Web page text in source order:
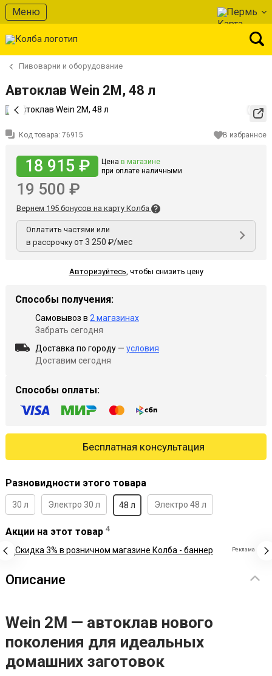
Меню Пермь
Пивоварни и оборудование
Автоклав Wein 2M, 48 л
Код товара: 76915 В избранное
18 915 ₽ Цена в магазине
при оплате наличными
19 500 ₽
Вернем 195 бонусов на карту Колба
Оплатить частями или
в рассрочку от 3 250 ₽/мес
Авторизуйтесь, чтобы снизить цену
Способы получения:
Самовывоз в 2 магазинах
Забрать сегодня
Доставка по городу — условия
Доставим сегодня
Способы оплаты:
Бесплатная консультация
Разновидности этого товара
30 л Электро 30 л 48 л Электро 48 л
Акции на этот товар 4
Реклама
Описание
Wein 2М — автоклав нового
поколения для идеальных
домашних заготовок